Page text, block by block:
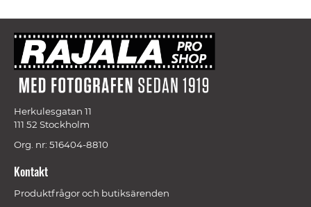
Herkulesgatan 11
111 52 Stockholm
Org. nr: 516404-8810
Kontakt
Produktfrågor och butiksärenden